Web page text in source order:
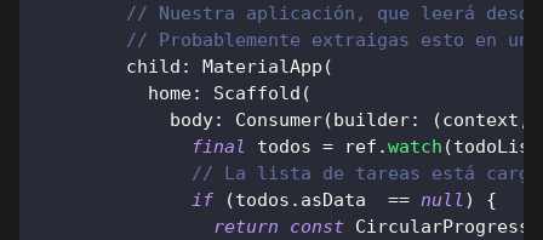
// Nuestra aplicación, que leerá
// Probablemente extraigas esto en un
        child
: MaterialApp (
          home
: Scaffold (
            body
: Consumer(builder: (context ,
final
todos = ref .watch (
// La lista de tareas está
if
(todos . asData == null )
{
return
const